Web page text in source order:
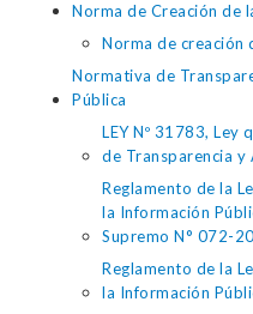
Norma de Creación de
Norma de creación
Normativa de
Pública
LEY Nº 31783, Ley
de Transparencia y
Reglamento de la
la Información
Supremo N° 072-
Reglamento de la
la Información